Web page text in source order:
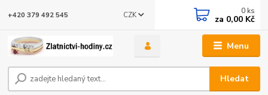
Menu
CZK
Hledat
+420 379 492 545 0 ks
za 0,00 Kč